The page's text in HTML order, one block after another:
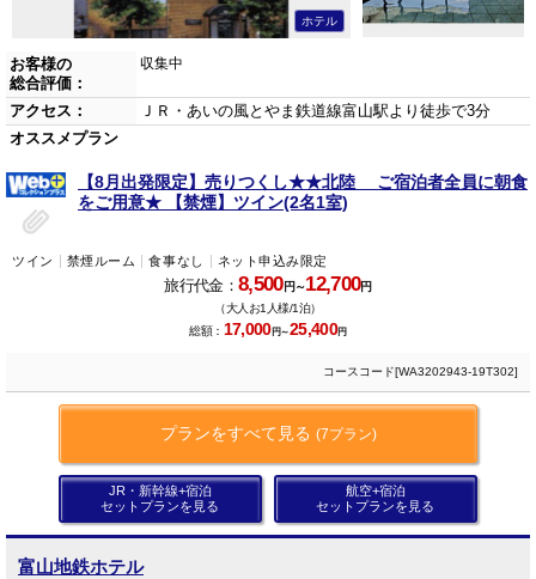
ホテル
お客様の
総合評価：
収集中
アクセス：
ＪＲ・あいの風とやま鉄道線富山駅より徒歩で3分
オススメプラン
【8月出発限定】売りつくし★★北陸 ご宿泊者全員に朝食
をご用意★ 【禁煙】ツイン(2名1室)
ツイン 禁煙ルーム 食事なし ネット申込み限定
旅行代金： 8,500円～12,700円
（大人お1人様/1泊）
総額： 17,000円～25,400円
コースコード[WA3202943-19T302]
プランをすべて見る (7プラン)
JR・新幹線+宿泊
セットプランを見る
航空+宿泊
セットプランを見る
富山地鉄ホテル